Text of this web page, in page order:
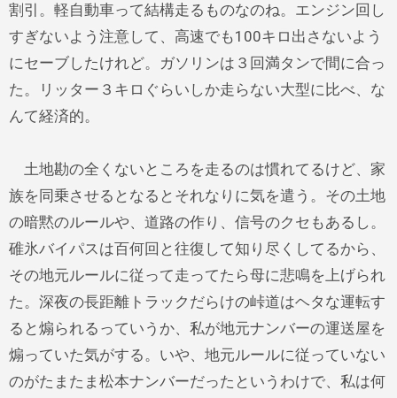
割引。軽自動車って結構走るものなのね。エンジン回し
すぎないよう注意して、高速でも100キロ出さないよう
にセーブしたけれど。ガソリンは３回満タンで間に合っ
た。リッター３キロぐらいしか走らない大型に比べ、な
んて経済的。
土地勘の全くないところを走るのは慣れてるけど、家
族を同乗させるとなるとそれなりに気を遣う。その土地
の暗黙のルールや、道路の作り、信号のクセもあるし。
碓氷バイパスは百何回と往復して知り尽くしてるから、
その地元ルールに従って走ってたら母に悲鳴を上げられ
た。深夜の長距離トラックだらけの峠道はヘタな運転す
ると煽られるっていうか、私が地元ナンバーの運送屋を
煽っていた気がする。いや、地元ルールに従っていない
のがたまたま松本ナンバーだったというわけで、私は何